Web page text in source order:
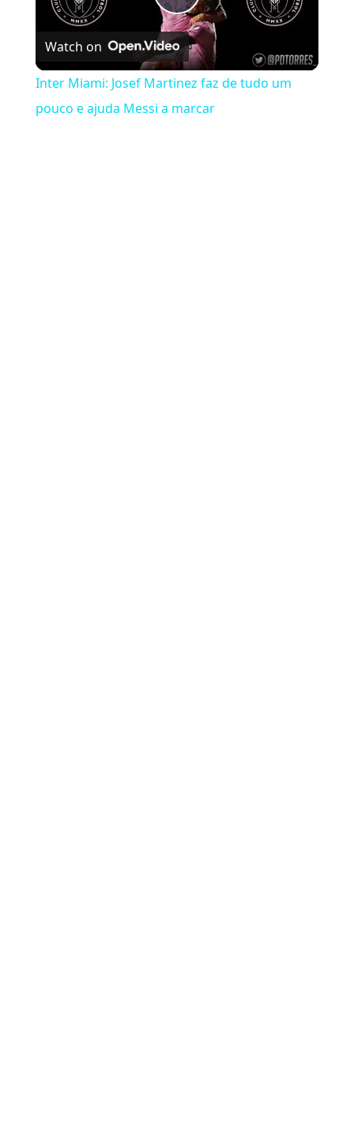
Play Video
Watch on
Inter Miami: Josef Martinez faz de tudo um
pouco e ajuda Messi a marcar